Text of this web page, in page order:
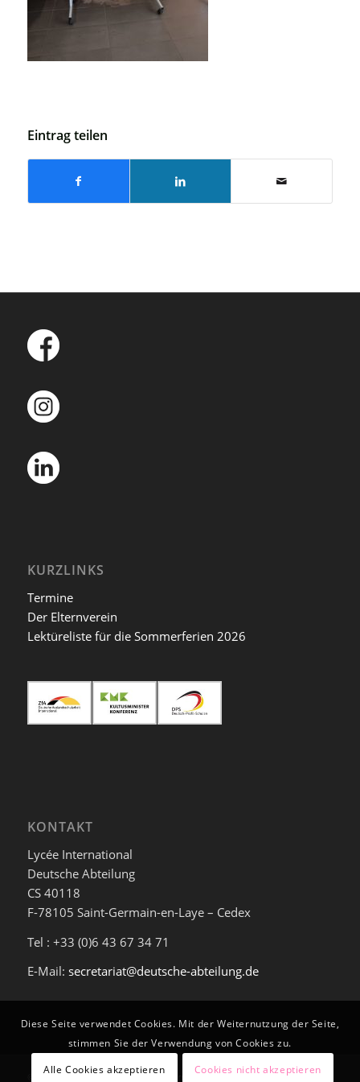
Eintrag teilen
KURZLINKS
Termine
Der Elternverein
Lektüreliste für die Sommerferien 2026
KONTAKT
Lycée International
Deutsche Abteilung
CS 40118
F-78105 Saint-Germain-en-Laye – Cedex
Tel : +33 (0)6 43 67 34 71
E-Mail: secretariat@deutsche-abteilung.de
© Deutsche Abteilung am Lycée International de Saint-Germain-en-Laye -
Diese Seite verwendet Cookies. Mit der Weiternutzung der Seite,
stimmen Sie der Verwendung von Cookies zu.
Alle Cookies akzeptieren
Cookies nicht akzeptieren